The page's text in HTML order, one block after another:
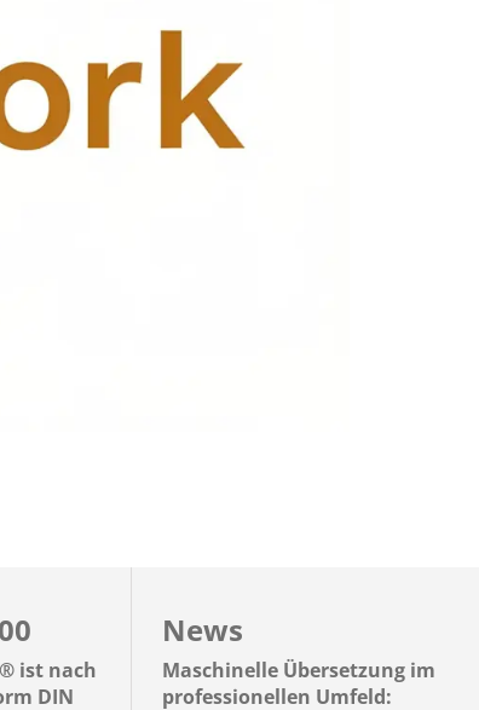
ist nach
DIN
News
Maschinelle Übersetzung im
professionellen Umfeld: